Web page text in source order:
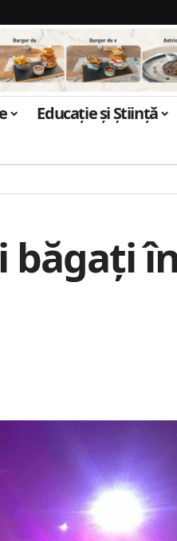
Educație și Știință
băgați